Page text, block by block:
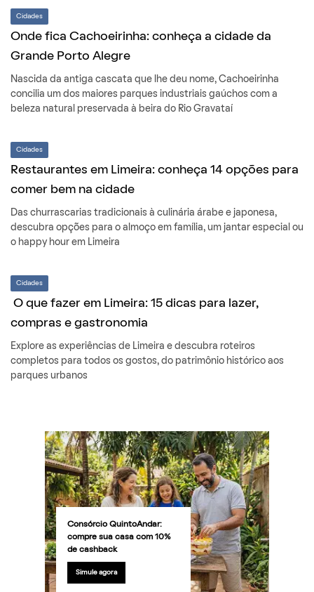
Cidades
Onde fica Cachoeirinha: conheça a cidade da
Grande Porto Alegre
Nascida da antiga cascata que lhe deu nome, Cachoeirinha
concilia um dos maiores parques industriais gaúchos com a
beleza natural preservada à beira do Rio Gravataí
Cidades
Restaurantes em Limeira: conheça 14 opções para
comer bem na cidade
Das churrascarias tradicionais à culinária árabe e japonesa,
descubra opções para o almoço em família, um jantar especial ou
o happy hour em Limeira
Cidades
O que fazer em Limeira: 15 dicas para lazer,
compras e gastronomia
Explore as experiências de Limeira e descubra roteiros
completos para todos os gostos, do patrimônio histórico aos
parques urbanos
Consórcio QuintoAndar:
compre sua casa com 10%
de cashback
Simule agora